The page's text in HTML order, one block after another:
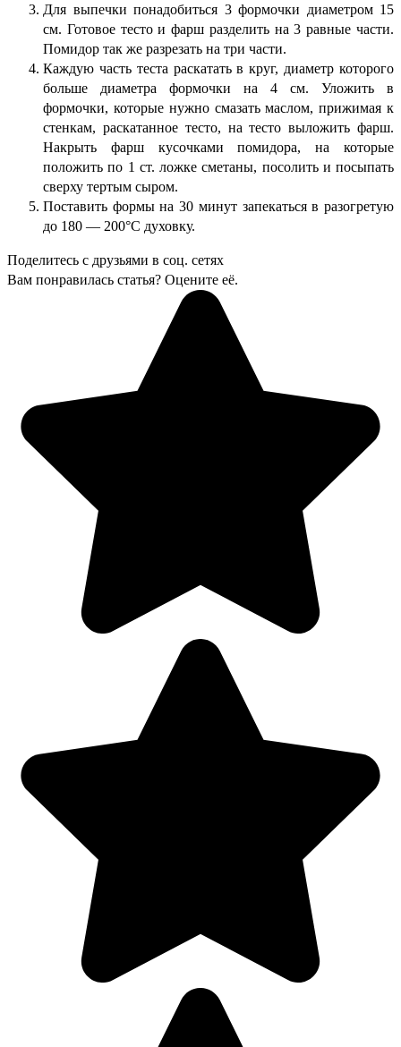
Для выпечки понадобиться 3 формочки диаметром 15
см. Готовое тесто и фарш разделить на 3 равные части.
Помидор так же разрезать на три части.
Каждую часть теста раскатать в круг, диаметр которого
больше диаметра формочки на 4 см. Уложить в
формочки, которые нужно смазать маслом, прижимая к
стенкам, раскатанное тесто, на тесто выложить фарш.
Накрыть фарш кусочками помидора, на которые
положить по 1 ст. ложке сметаны, посолить и посыпать
сверху тертым сыром.
Поставить формы на 30 минут запекаться в разогретую
до 180 — 200°С духовку.
Поделитесь с друзьями в соц. сетях
Вам понравилась статья? Оцените её.